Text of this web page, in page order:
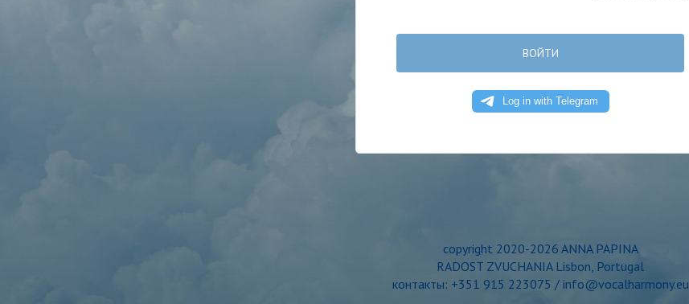
ВОЙТИ
copyright 2020-2026 ANNA PAPINA
RADOST ZVUCHANIA Lisbon, Portugal
контакты: +351 915 223075 / info@vocalharmony.eu